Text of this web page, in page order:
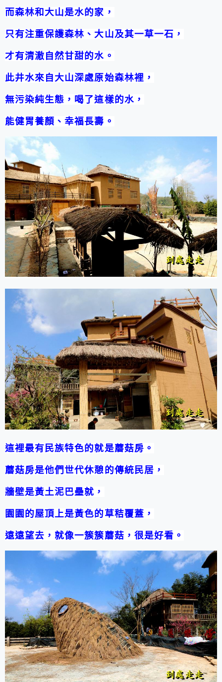
而森林和大山是水的家，
只有注重保護森林、大山及其一草一石，
才有清澈自然甘甜的水。
此井水來自大山深處原始森林裡 ，
無污染純生態，喝了這樣的水，
能健胃養顏、幸福長壽。
這裡最有民族特色的就是蘑菇房。
蘑菇房是他們世代休憩的傳統民居，
牆壁是黃土泥巴壘就，
園園的屋頂上是黃色的草秸覆蓋，
遠遠望去，就像一簇簇蘑菇，很是好看。